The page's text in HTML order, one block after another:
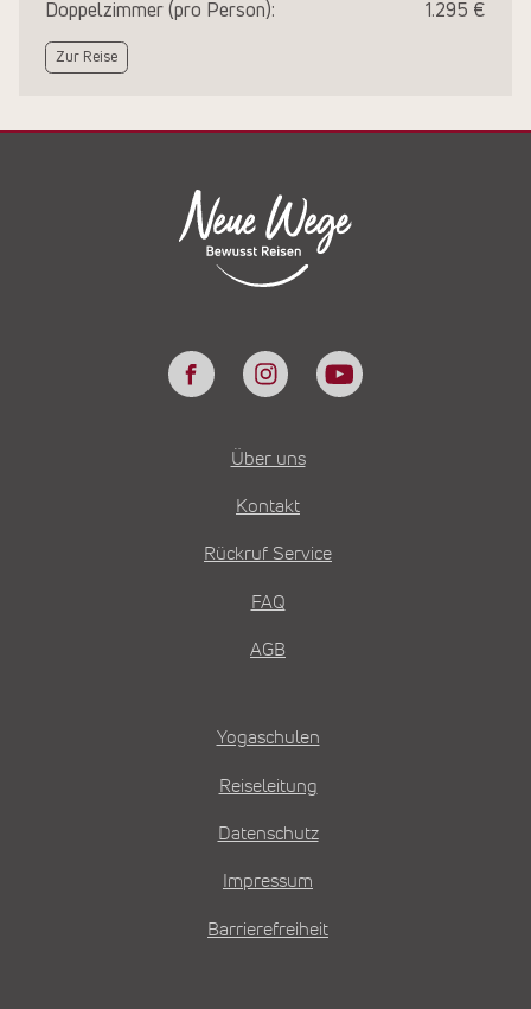
Doppelzimmer (pro Person): 1.295 €
Zur Reise
Über uns
Kontakt
Rückruf Service
FAQ
AGB
Yogaschulen
Reiseleitung
Datenschutz
Impressum
Barrierefreiheit